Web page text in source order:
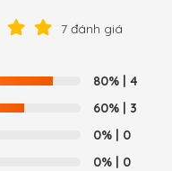
7 đánh giá
80% | 4
60% | 3
0% | 0
0% | 0